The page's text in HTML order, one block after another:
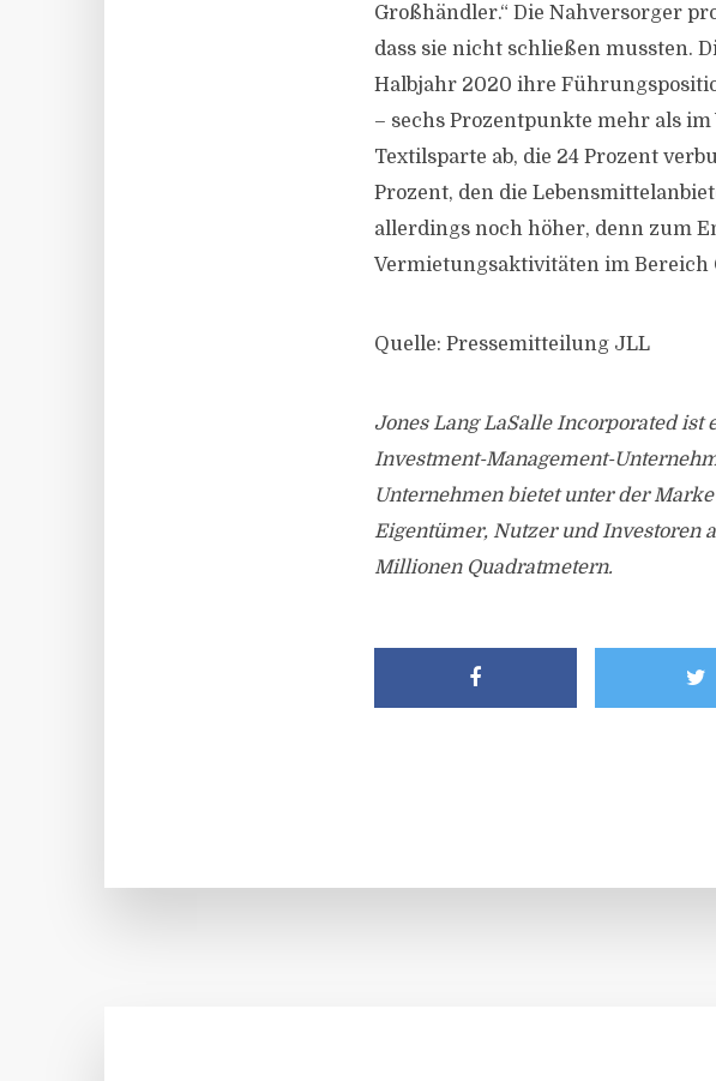
Großhändler.“ Die Nahversorger
dass sie nicht schließen mussten.
Halbjahr 2020 ihre
– sechs Prozentpunkte mehr als
Textilsparte ab, die 24 Prozent
Prozent, den die
allerdings noch höher, denn zum
Vermietungsaktivitäten im Bereich
Quelle: Pressemitteilung JLL
Jones Lang LaSalle Incorporated
Investment-Management-
Unternehmen bietet unter der
Eigentümer, Nutzer und Investoren
Millionen Quadratmetern.